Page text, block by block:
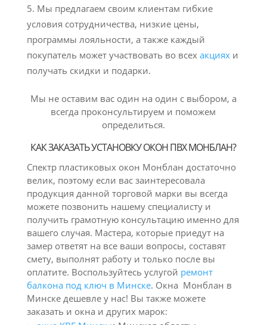
Мы предлагаем своим клиентам гибкие
условия сотрудничества, низкие цены,
программы лояльности, а также каждый
покупатель может участвовать во всех акцияхи
получать скидки и подарки.
Мы не оставим вас один на один с выбором, а
всегда проконсультируем и поможем
определиться.
КАК ЗАКАЗАТЬ УСТАНОВКУ ОКОН ПВХ МОНБЛАН?
Спектр пластиковых окон Монблан достаточно
велик, поэтому если вас заинтересовала
продукция данной торговой марки вы всегда
можете позвонить нашему специалисту и
получить грамотную консультацию именно для
вашего случая. Мастера, которые приедут на
замер ответят на все ваши вопросы, составят
смету, выполнят работу и только после вы
оплатите. Воспользуйтесь услугой ремонт
балкона под ключ в Минске. Окна Монблан в
Минске дешевле у нас! Вы также можете
заказать и окна и других марок: